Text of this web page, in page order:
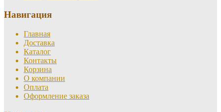
Навигация
Главная
Доставка
Каталог
Контакты
Корзина
О компании
Оплата
Оформление заказа